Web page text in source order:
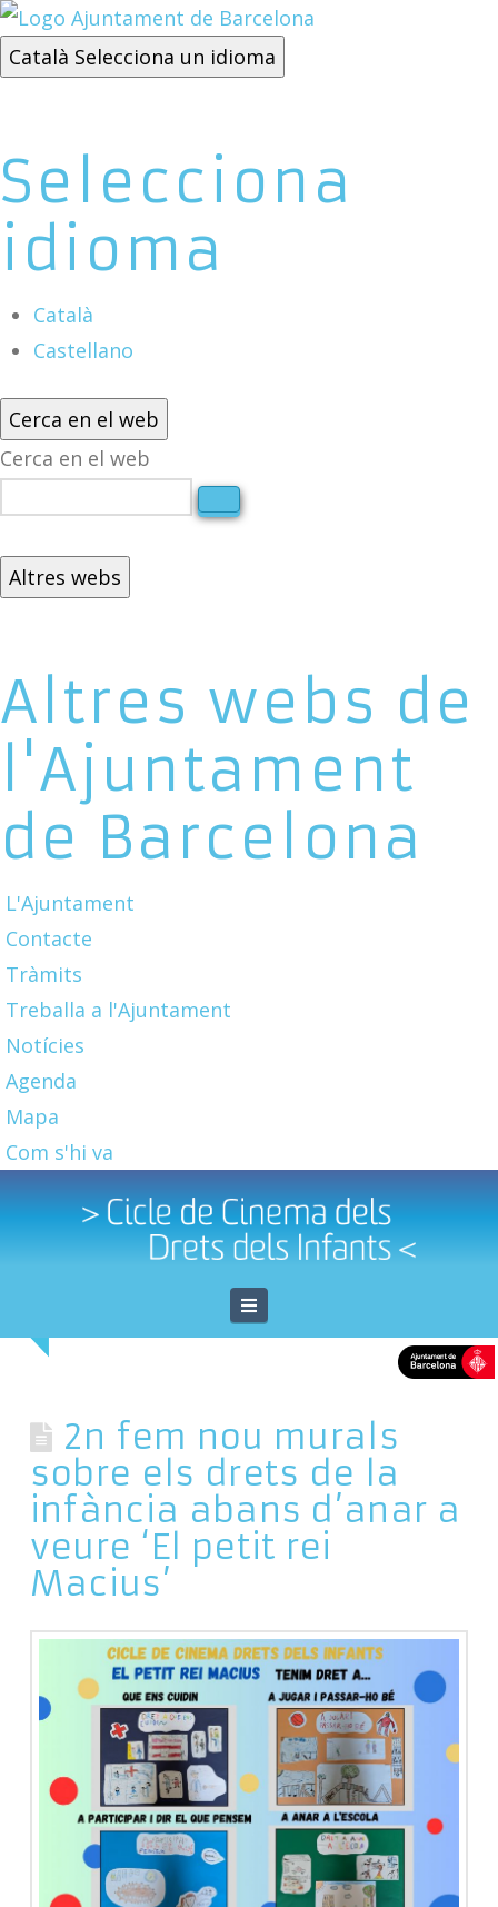
Català Selecciona un idioma
Selecciona
idioma
Català
Castellano
Cerca en el web
Cerca en el web
Altres webs
Altres webs de
l'Ajuntament
de Barcelona
L'Ajuntament
Contacte
Tràmits
Treballa a l'Ajuntament
Notícies
Agenda
Mapa
Com s'hi va
Navigation
2n fem nou murals
sobre els drets de la
infància abans d’anar a
veure ‘El petit rei
Macius’